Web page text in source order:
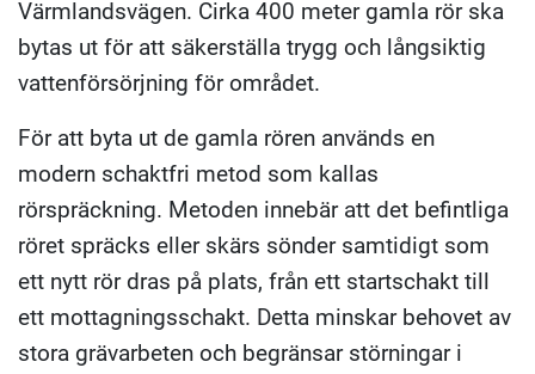
Värmlandsvägen. Cirka 400 meter gamla rör ska
bytas ut för att säkerställa trygg och långsiktig
vattenförsörjning för området.
För att byta ut de gamla rören används en
modern schaktfri metod som kallas
rörspräckning. Metoden innebär att det befintliga
röret spräcks eller skärs sönder samtidigt som
ett nytt rör dras på plats, från ett startschakt till
ett mottagningsschakt. Detta minskar behovet av
stora grävarbeten och begränsar störningar i